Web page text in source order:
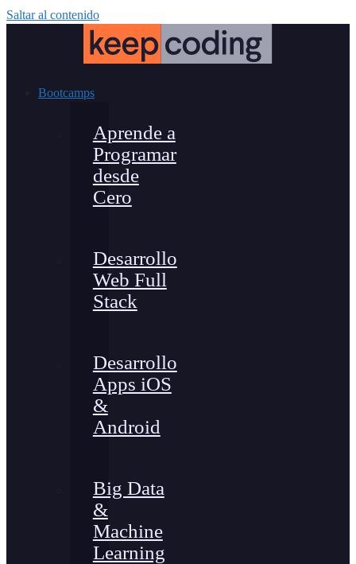
Saltar al contenido
Bootcamps
Aprende a
Programar
desde
Cero
Desarrollo
Web Full
Stack
Desarrollo
Apps iOS
&
Android
Big Data
&
Machine
Learning